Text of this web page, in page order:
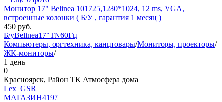
Монитор 17" Belinea 101725,1280*1024, 12 ms, VGA,
встроенные колонки ( Б/У , гарантия 1 месяц )
450 руб.
Б/уBelinea17"TN60Гц
Компьютеры, оргтехника, канцтовары/Мониторы, проекторы/
ЖК-мониторы/
1 день
0
Красноярск, Район ТК Атмосфера дома
Lex_GSR
МАГАЗИН4197